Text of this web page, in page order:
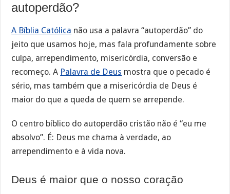
autoperdão?
A Bíblia Católica não usa a palavra “autoperdão” do
jeito que usamos hoje, mas fala profundamente sobre
culpa, arrependimento, misericórdia, conversão e
recomeço. A Palavra de Deus mostra que o pecado é
sério, mas também que a misericórdia de Deus é
maior do que a queda de quem se arrepende.
O centro bíblico do autoperdão cristão não é “eu me
absolvo”. É: Deus me chama à verdade, ao
arrependimento e à vida nova.
Deus é maior que o nosso coração